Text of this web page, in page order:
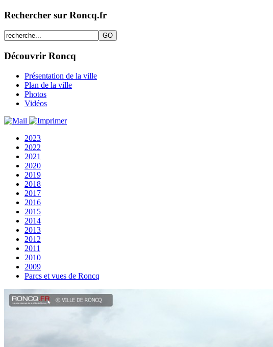
Rechercher sur Roncq.fr
Découvrir Roncq
Présentation de la ville
Plan de la ville
Photos
Vidéos
2023
2022
2021
2020
2019
2018
2017
2016
2015
2014
2013
2012
2011
2010
2009
Parcs et vues de Roncq